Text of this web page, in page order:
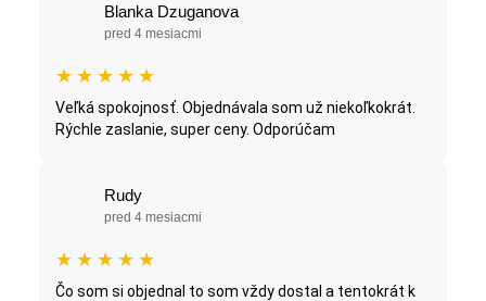
Blanka Dzuganova
pred 4 mesiacmi
★ ★ ★ ★ ★
Veľká spokojnosť. Objednávala som už niekoľkokrát.
Rýchle zaslanie, super ceny. Odporúčam
Rudy
pred 4 mesiacmi
★ ★ ★ ★ ★
Čo som si objednal to som vždy dostal a tentokrát k